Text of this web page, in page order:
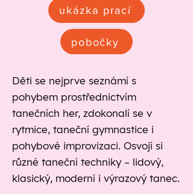
ukázka prací
pobočky
Děti se nejprve seznámí s
pohybem prostřednictvím
tanečních her, zdokonalí se v
rytmice, taneční gymnastice i
pohybové improvizaci. Osvojí si
různé taneční techniky – lidový,
klasický, moderní i výrazový tanec.